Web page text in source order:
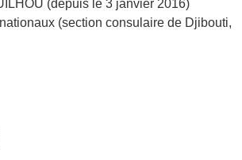
(depuis le 3 janvier 2016)
(section consulaire de Djibouti,